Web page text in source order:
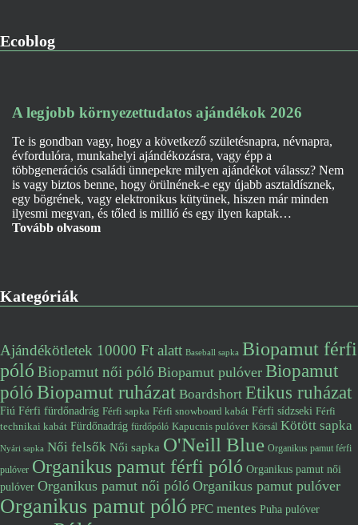
Ecoblog
A legjobb környezettudatos ajándékok 2026
Te is gondban vagy, hogy a következő születésnapra, névnapra,
évfordulóra, munkahelyi ajándékozásra, vagy épp a
többgenerációs családi ünnepekre milyen ajándékot válassz? Nem
is vagy biztos benne, hogy örülnének-e egy újabb asztaldísznek,
egy bögrének, vagy elektronikus kütyünek, hiszen már minden
ilyesmi megvan, és tőled is millió és egy ilyen kaptak…
Tovább olvasom
Kategóriák
Ajándékötletek 10000 Ft alatt Baseball sapka Biopamut férfi
póló Biopamut női póló Biopamut pulóver Biopamut
pólóBiopamut ruházat Boardshort Etikus ruházat
Fiú Férfi fürdőnadrág Férfi sapka Férfi snowboard kabát Férfi sídzseki Férfi
technikai kabát Fürdőnadrág fürdőpóló Kapucnis pulóver Körsál Kötött sapka
Nyári sapka Női felsők Női sapka O'Neill Blue Organikus pamut férfi
pulóver Organikus pamut férfi póló Organikus pamut női
pulóver Organikus pamut női póló Organikus pamut pulóver
Organikus pamut póló PFC mentes Puha pulóver